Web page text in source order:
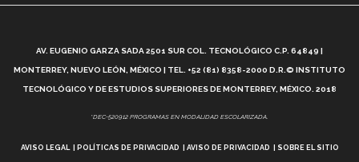
¿Cómo es el Modelo Educativo Tec? (video)
Vida Tec: Feminismo e Inteligencia Artificial, Paola
AV. EUGENIO GARZA SADA 2501 SUR COL. TECNOLÓGICO C.P. 64849 |
MONTERREY, NUEVO LEÓN, MÉXICO | TEL. +52 (81) 8358-2000 D.R.© INSTITUTO
TECNOLÓGICO Y DE ESTUDIOS SUPERIORES DE MONTERREY, MÉXICO. 2018
*DEC-520912 PROGRAMAS EN MODALIDAD ESCOLARIZADA.
AVISO LEGAL POLÍTICAS DE PRIVACIDAD AVISO DE PRIVACIDAD SOBRE EL SITIO